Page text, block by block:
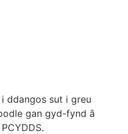
i ddangos sut i greu
gan gyd-fynd â